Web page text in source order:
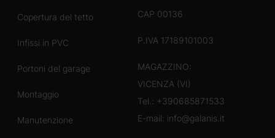
Copertura del tetto
Infissi in PVC
Portoni del garage
Montaggio
Manutenzione
CAP 00136
P.IVA 17189101003
MAGAZZINO:
VICENZA (VI)
Tel.: +390685871533
E-mail: info@galanis.it